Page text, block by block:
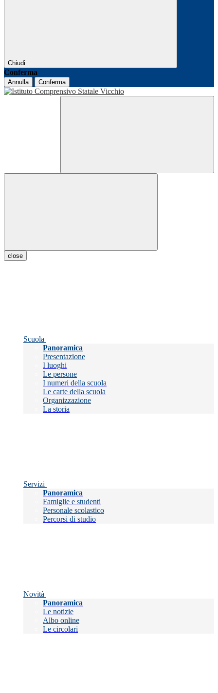
Chiudi
Conferma
Annulla Conferma
close
Scuola
Panoramica
Presentazione
I luoghi
Le persone
I numeri della scuola
Le carte della scuola
Organizzazione
La storia
Servizi
Panoramica
Famiglie e studenti
Personale scolastico
Percorsi di studio
Novità
Panoramica
Le notizie
Albo online
Le circolari